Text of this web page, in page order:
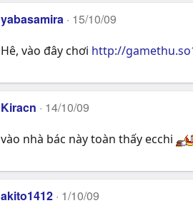
yabasamira 15/10/09
Hê, vào đây chơi http://
Kiracn 14/10/09
vào nhà bác này toàn thấy ecchi
akito1412 1/10/09